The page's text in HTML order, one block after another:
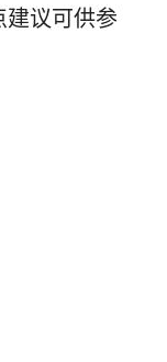
议可供参